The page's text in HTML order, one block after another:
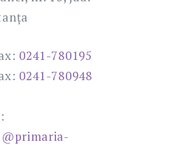
0241-780195
0241-780948